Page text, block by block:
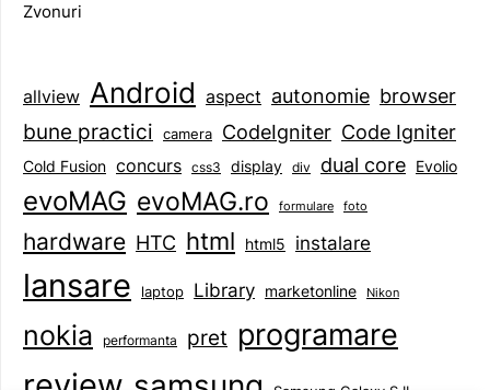
Zvonuri
allview Android aspect autonomie browser
bune practici camera CodeIgniter Code Igniter
Cold Fusion concurs css3 display div dual core Evolio
evoMAG evoMAG.ro formulare foto
hardware HTC html html5 instalare
lansare laptop Library marketonline Nikon
nokia performanta pret programare